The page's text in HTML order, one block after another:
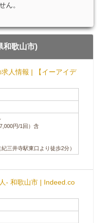
ん。
和歌山市)
人情報 | 【イーアイデ
円/1回）含
三井寺駅東口より徒歩2分）
- 和歌山市 | Indeed.co